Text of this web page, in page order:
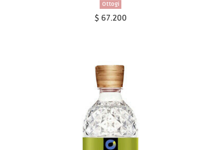
Ottogi
$ 67.200